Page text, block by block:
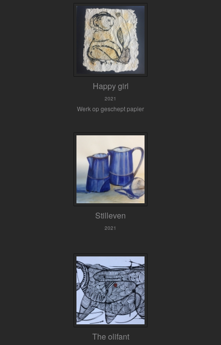
Happy girl
2021
Werk op geschept papier
Stilleven
2021
The olifant